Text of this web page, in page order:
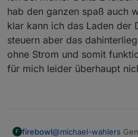
wohl den
chgWatts auf
geht also auch
gibt es in der
Schedule für
doch einen
dieser
taskIndex ein-
Muss wohl
lassen und
Wie seht ihr
der
Wenn sich
oder Wolken
oft dran
ja kein
VG,
Michael
hab den ganzen spaß auch
klar kann ich das Laden der
steuern aber das
ohne Strom und somit
für mich leider überhaupt
F firebowl@michael-wahlers